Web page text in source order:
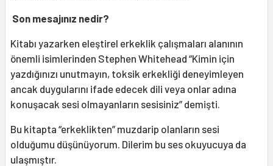
Son mesajınız nedir?
Kitabı yazarken eleştirel erkeklik çalışmaları alanının
önemli isimlerinden Stephen Whitehead “Kimin için
yazdığınızı unutmayın, toksik erkekliği deneyimleyen
ancak duygularını ifade edecek dili veya onlar adına
konuşacak sesi olmayanların sesisiniz” demişti.
Bu kitapta “erkeklikten” muzdarip olanların sesi
olduğumu düşünüyorum. Dilerim bu ses okuyucuya da
ulaşmıştır.